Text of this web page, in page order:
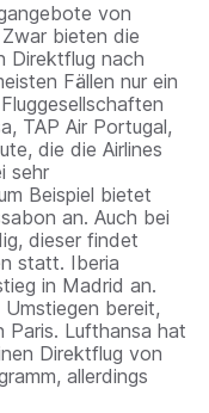
von
bieten die
Direktflug nach
Fällen nur ein
TAP Air Portugal,
die die Airlines
sehr
Beispiel bietet
an. Auch bei
dieser findet
statt. Iberia
in Madrid an.
bereit,
Paris. Lufthansa hat
Direktflug von
allerdings